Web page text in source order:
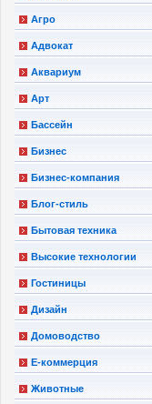
Агро
Адвокат
Аквариум
Арт
Бассейн
Бизнес
Бизнес-компания
Блог-стиль
Бытовая техника
Высокие технологии
Гостиницы
Дизайн
Домоводство
Е-коммерция
Животные